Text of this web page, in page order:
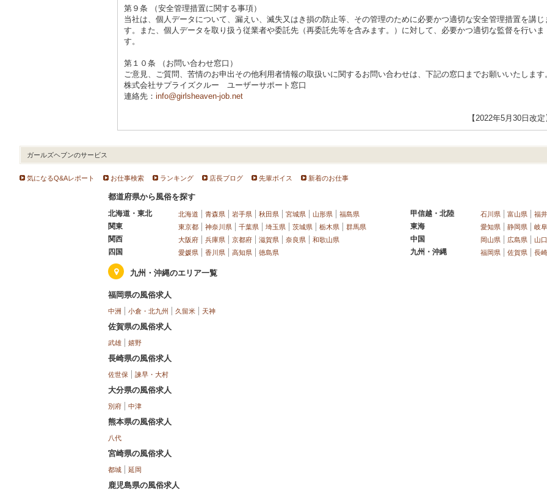
第９条 （安全管理措置に関する事項）
当社は、個人データについて、漏えい、滅失又はき損の防止等、その管理のために必要かつ適切な安全管理措置を講じ
す。また、個人データを取り扱う従業者や委託先（再委託先等を含みます。）に対して、必要かつ適切な監督を行いま
す。
第１０条 （お問い合わせ窓口）
ご意見、ご質問、苦情のお申出その他利用者情報の取扱いに関するお問い合わせは、下記の窓口までお願いいたします
株式会社サプライズクルー ユーザーサポート窓口
連絡先： info@girlsheaven-job.net
【2022年5月30日改定
ガールズヘブンのサービス
気になるQ&Aレポート お仕事検索 ランキング 店長ブログ 先輩ボイス 新着のお仕事
都道府県から風俗を探す
北海道・東北 北海道 青森県 岩手県 秋田県 宮城県 山形県 福島県 甲信越・北陸 石川県 富山県 福
関東 東京都 神奈川県 千葉県 埼玉県 茨城県 栃木県 群馬県 東海 愛知県 静岡県 岐
関西 大阪府 兵庫県 京都府 滋賀県 奈良県 和歌山県 中国 岡山県 広島県 山
四国 愛媛県 香川県 高知県 徳島県 九州・沖縄 福岡県 佐賀県 長
九州・沖縄のエリア一覧
福岡県の風俗求人
中洲 小倉・北九州 久留米 天神
佐賀県の風俗求人
武雄 嬉野
長崎県の風俗求人
佐世保 諫早・大村
大分県の風俗求人
別府 中津
熊本県の風俗求人
八代
宮崎県の風俗求人
都城 延岡
鹿児島県の風俗求人